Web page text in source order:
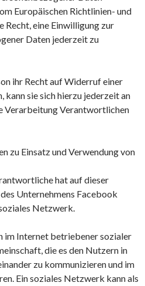
Europäischen Richtlinien- und
Recht, eine Einwilligung zur
Daten jederzeit zu
ihr Recht auf Widerruf einer
kann sie sich hierzu jederzeit an
Verarbeitung Verantwortlichen
zu Einsatz und Verwendung von
hat auf dieser
Unternehmens Facebook
Netzwerk.
im Internet betriebener sozialer
die es den Nutzern in
zu kommunizieren und im
Ein soziales Netzwerk kann als